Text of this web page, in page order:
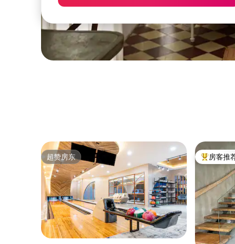
超赞房东
超赞房东 热门「房
房客推